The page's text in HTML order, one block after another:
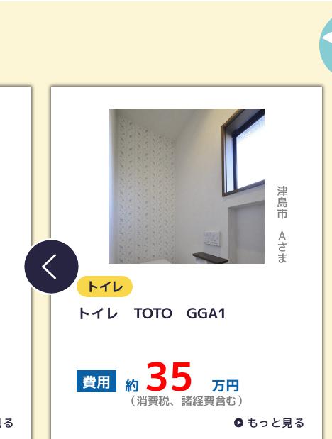
Aさま
もっと見る
LIXIL／アメージュ便器リトイレ
費用 約 19
（消費税、諸経費含む）
もっ